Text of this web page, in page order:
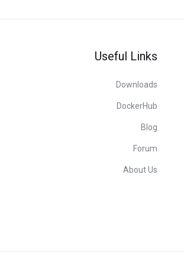
Useful Links
Downloads
DockerHub
Blog
Forum
About Us